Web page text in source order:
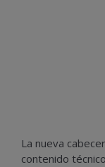
La nueva
contenido